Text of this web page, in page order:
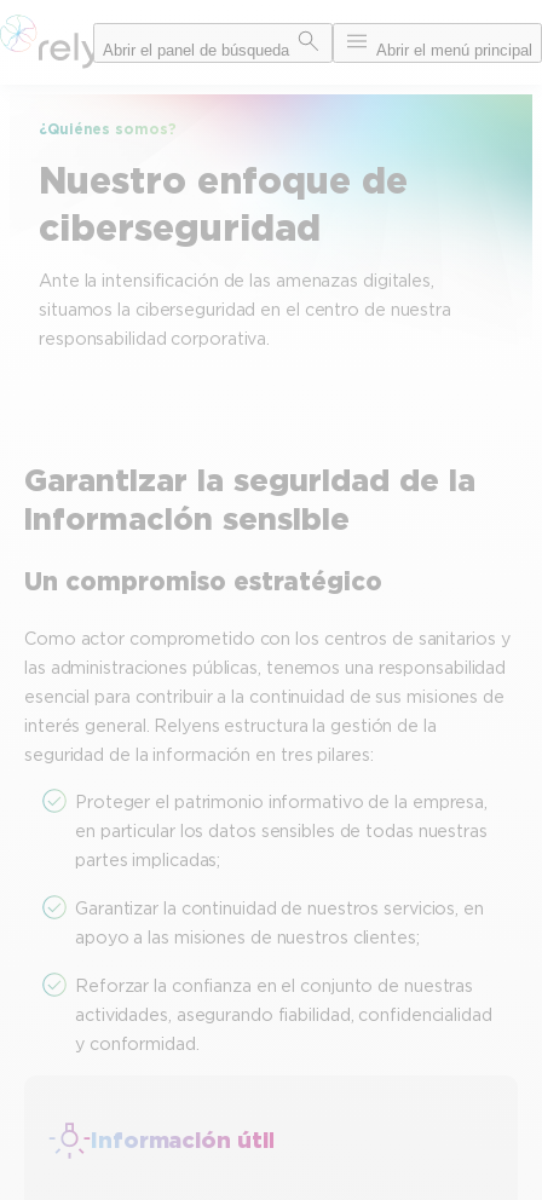
Saltar
al
Abrir el panel de búsqueda Abrir el menú principal
¿Quiénes somos?
Nuestro enfoque de
ciberseguridad
Ante la intensificación de las amenazas digitales,
situamos la ciberseguridad en el centro de nuestra
responsabilidad corporativa.
Garantizar la seguridad de la
información sensible
Un compromiso estratégico
Como actor comprometido con los centros de sanitarios y
las administraciones públicas, tenemos una responsabilidad
esencial para contribuir a la continuidad de sus misiones de
interés general. Relyens estructura la gestión de la
seguridad de la información en tres pilares:
Proteger el patrimonio informativo de la empresa,
en particular los datos sensibles de todas nuestras
partes implicadas;
Garantizar la continuidad de nuestros servicios, en
apoyo a las misiones de nuestros clientes;
Reforzar la confianza en el conjunto de nuestras
actividades, asegurando fiabilidad, confidencialidad
y conformidad.
Información útil